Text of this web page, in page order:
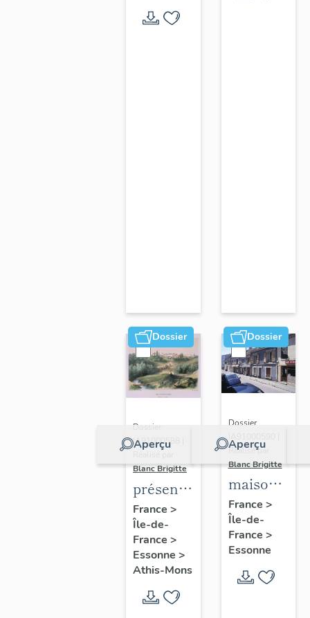
Dossier
Aperçu
Dossier
IA91000588 |
Blanc Brigitte
présentation
de la
commune
d'Athis-
Mons
France >
Île-de-
France >
Essonne >
Athis-Mons
Dossier
Aperçu
Dossier
Réalisé par
Blanc Brigitte
maisons,
immeubles
France >
Île-de-
France >
Essonne